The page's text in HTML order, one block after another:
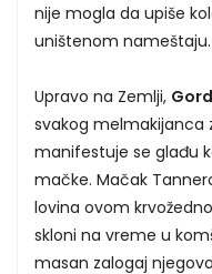
nije mogla da upiše
uništenom nameštaju.
Upravo na Zemlji,
svakog melmakijanca
manifestuje se glađu
mačke. Mačak
lovina ovom
skloni na vreme u
masan zalogaj